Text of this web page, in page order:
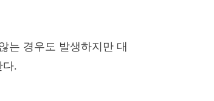
는 경우도 발생하지만 대
다.